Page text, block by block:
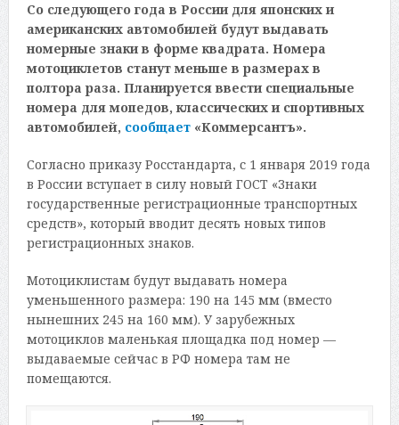
Со следующего года в России для японских и
американских автомобилей будут выдавать
номерные знаки в форме квадрата. Номера
мотоциклетов станут меньше в размерах в
полтора раза. Планируется ввести специальные
номера для мопедов, классических и спортивных
автомобилей, сообщает«Коммерсантъ».
Согласно приказу Росстандарта, с 1 января 2019 года
в России вступает в силу новый ГОСТ «Знаки
государственные регистрационные транспортных
средств», который вводит десять новых типов
регистрационных знаков.
Мотоциклистам будут выдавать номера
уменьшенного размера: 190 на 145 мм (вместо
нынешних 245 на 160 мм). У зарубежных
мотоциклов маленькая площадка под номер —
выдаваемые сейчас в РФ номера там не
помещаются.